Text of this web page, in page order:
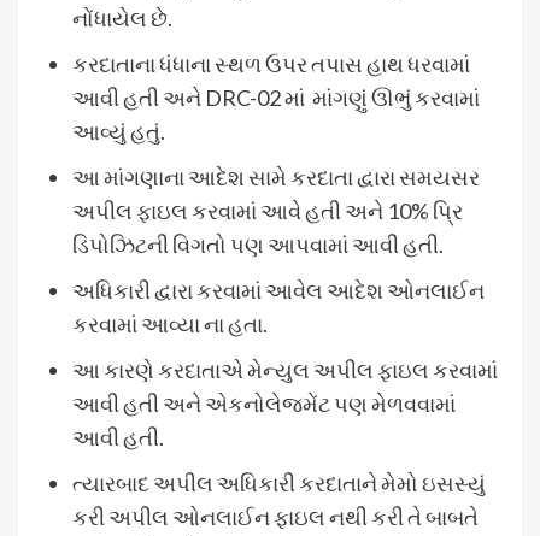
નોંધાયેલ છે.
કરદાતાના ધંધાના સ્થળ ઉપર તપાસ હાથ ધરવામાં
આવી હતી અને DRC-02 માં માંગણું ઊભું કરવામાં
આવ્યું હતું.
આ માંગણાના આદેશ સામે કરદાતા દ્વારા સમયસર
અપીલ ફાઇલ કરવામાં આવે હતી અને 10% પ્રિ
ડિપોઝિટની વિગતો પણ આપવામાં આવી હતી.
અધિકારી દ્વારા કરવામાં આવેલ આદેશ ઓનલાઈન
કરવામાં આવ્યા ના હતા.
આ કારણે કરદાતાએ મેન્યુલ અપીલ ફાઇલ કરવામાં
આવી હતી અને એકનોલેજમેંટ પણ મેળવવામાં
આવી હતી.
ત્યારબાદ અપીલ અધિકારી કરદાતાને મેમો ઇસસ્યું
કરી અપીલ ઓનલાઈન ફાઇલ નથી કરી તે બાબતે